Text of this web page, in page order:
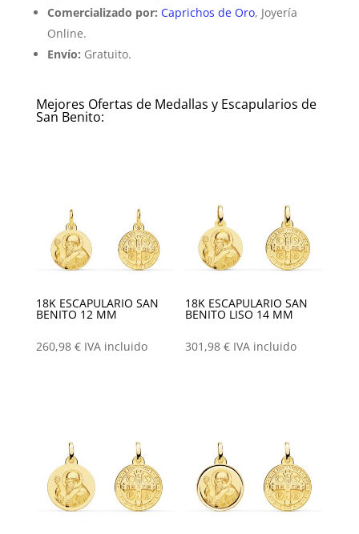
Comercializado por: Caprichos de Oro, Joyería
Online.
Envío: Gratuito.
Mejores Ofertas de Medallas y Escapularios de
San Benito:
18K ESCAPULARIO SAN
BENITO 12 MM
260,98 € IVA incluido
18K ESCAPULARIO SAN
BENITO LISO 14 MM
301,98€ IVA incluido